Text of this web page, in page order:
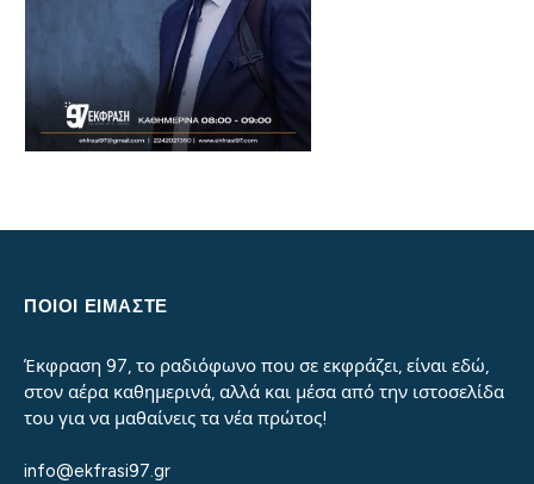
ΠΟΙΟΙ ΕΙΜΑΣΤΕ
Έκφραση 97, το ραδιόφωνο που σε εκφράζει, είναι εδώ,
στον αέρα καθημερινά, αλλά και μέσα από την ιστοσελίδα
του για να μαθαίνεις τα νέα πρώτος!
info@ekfrasi97.gr